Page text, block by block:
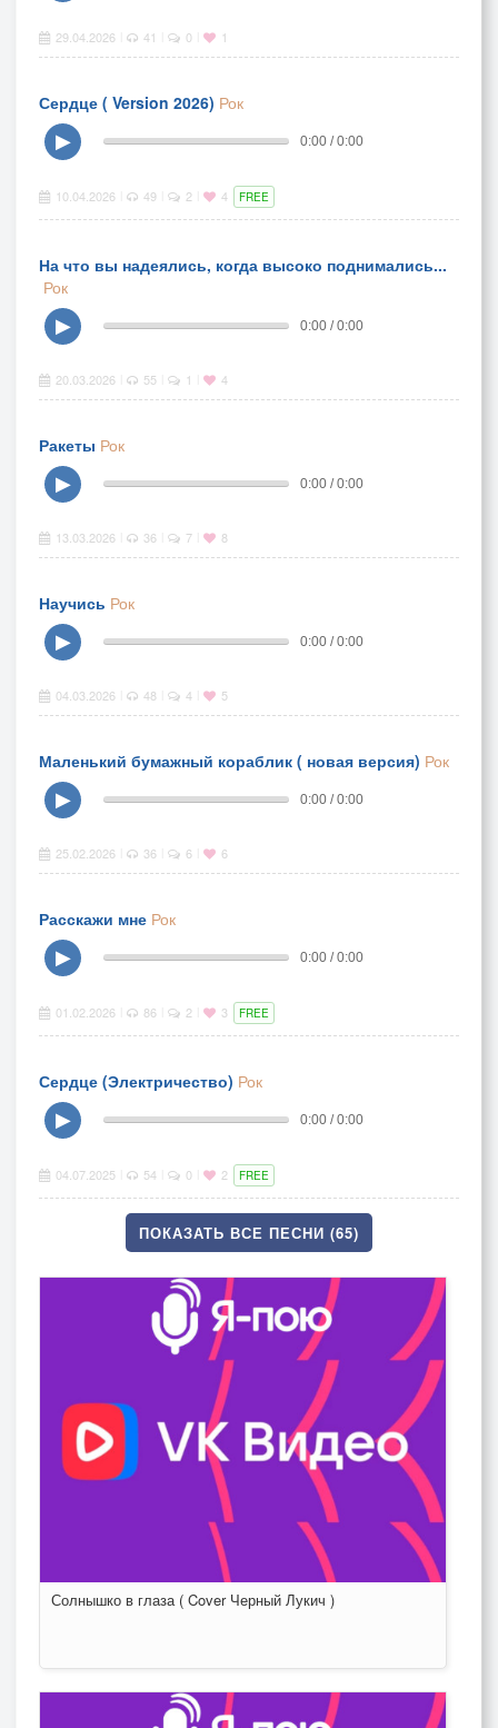
29.04.2026 41 0 1
Сердце ( Version 2026) Рок
▶
0:00 / 0:00
10.04.2026 49 2 4 FREE
На что вы надеялись, когда высоко поднимались...
Рок
▶
0:00 / 0:00
20.03.2026 55 1 4
Ракеты Рок
▶
0:00 / 0:00
13.03.2026 36 7 8
Научись Рок
▶
0:00 / 0:00
04.03.2026 48 4 5
Маленький бумажный кораблик ( новая версия) Рок
▶
0:00 / 0:00
25.02.2026 36 6 6
Расскажи мне Рок
▶
0:00 / 0:00
01.02.2026 86 2 3 FREE
Сердце (Электричество) Рок
▶
0:00 / 0:00
04.07.2025 54 0 2 FREE
ПОКАЗАТЬ ВСЕ ПЕСНИ (65)
Солнышко в глаза ( Cover Черный Лукич )